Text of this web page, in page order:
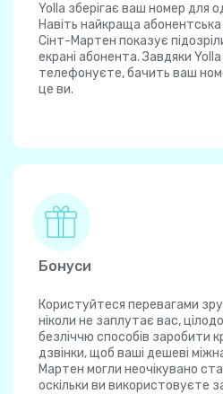
Yolla зберігає ваш номер для
Навіть найкраща абонентська
Сінт-Мартен показує
екрані абонента. Завдяки
телефонуєте, бачить ваш
це ви.
Бонуси
Користуйтеся перевагами
ніколи не заплутає вас,
безліччю способів заробити
дзвінки, щоб ваші дешеві
Мартен могли неочікувано
оскільки ви використовуєте